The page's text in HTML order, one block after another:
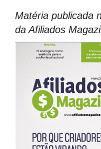
Matéria publicada
da Afiliados